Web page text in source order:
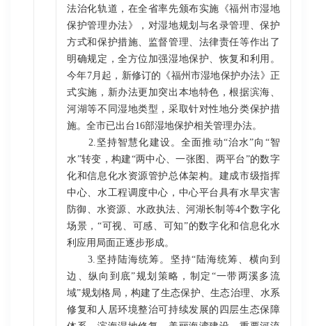
法治化轨道，在全省率先颁布实施《福州市湿地
保护管理办法》，对湿地规划与名录管理、保护
方式和保护措施、监督管理、法律责任等作出了
明确规定，全方位加强湿地保护、恢复和利用。
今年7月起，新修订的《福州市湿地保护办法》正
式实施，新办法更加突出本地特色，根据滨海、
河湖等不同湿地类型，采取针对性地分类保护措
施。全市已出台16部湿地保护相关管理办法。
2.坚持智慧化建设。全面推动“治水”向“智
水”转变，构建“两中心、一张图、两平台”的数字
化和信息化水资源管护总体架构。建成市级指挥
中心、水工程调度中心，中心平台具有水旱灾害
防御、水资源、水政执法、河湖长制等4个数字化
场景，“可视、可感、可知”的数字化和信息化水
利应用局面正逐步形成。
3.坚持陆海统筹。坚持“陆海统筹、横向到
边、纵向到底”规划策略，制定“一带两溪多流
域”规划格局，构建了生态保护、生态治理、水系
修复和人居环境整治可持续发展的四层生态保障